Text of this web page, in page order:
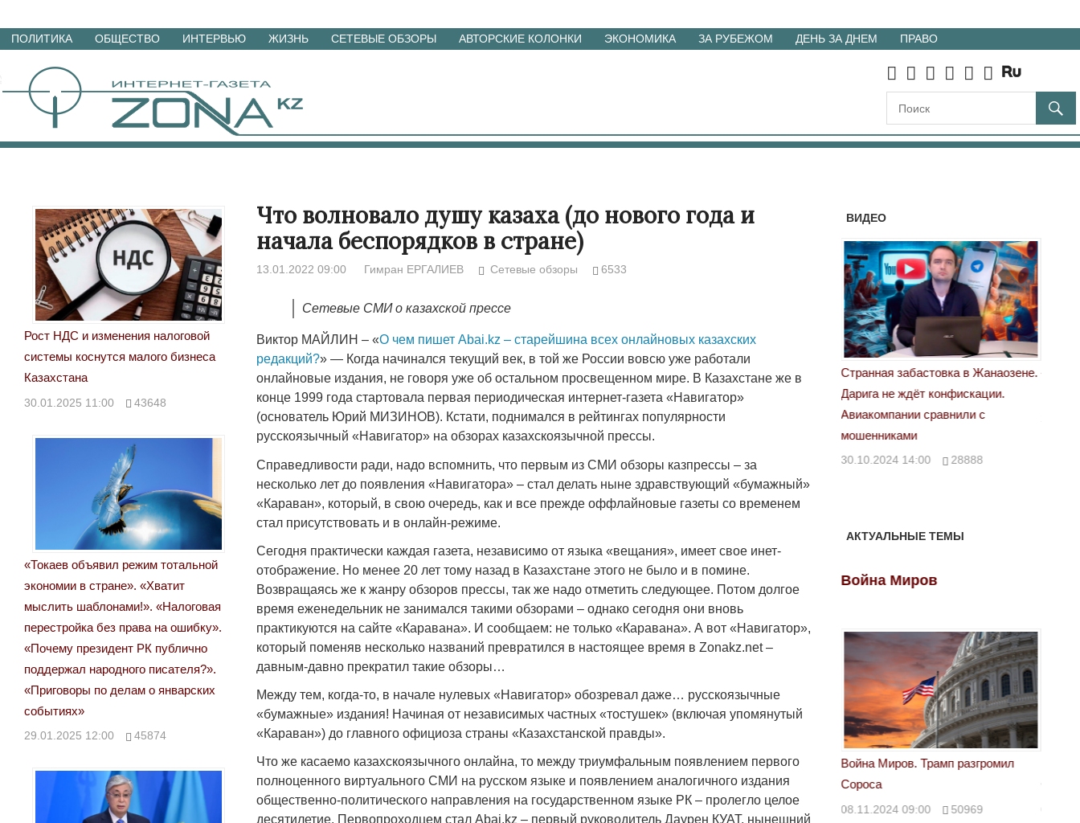
Перейти
материалам
ПОЛИТИКА ОБЩЕСТВО ИНТЕРВЬЮ ЖИЗНЬ СЕТЕВЫЕ ОБЗОРЫ АВТОРСКИЕ КОЛОНКИ ЭКОНОМИКА ЗА РУБЕЖОМ ДЕНЬ ЗА ДНЕМ ПРАВО
Что волновало душу казаха (до нового года и
начала беспорядков в стране)
13.01.2022 09:00 Гимран ЕРГАЛИЕВ Сетевые обзоры 6533
Сетевые СМИ о казахской прессе
Виктор МАЙЛИН – «О чем пишет Abai.kz – старейшина всех онлайновых казахcких
редакций?» — Когда начинался текущий век, в той же России вовсю уже работали
онлайновые издания, не говоря уже об остальном просвещенном мире. В Казахстане же в
конце 1999 года стартовала первая периодическая интернет-газета «Навигатор»
(основатель Юрий МИЗИНОВ). Кстати, поднимался в рейтингах популярности
русскоязычный «Навигатор» на обзорах казахскоязычной прессы.
Справедливости ради, надо вспомнить, что первым из СМИ обзоры казпрессы – за
несколько лет до появления «Навигатора» – стал делать ныне здравствующий «бумажный»
«Караван», который, в свою очередь, как и все прежде оффлайновые газеты со временем
стал присутствовать и в онлайн-режиме.
Сегодня практически каждая газета, независимо от языка «вещания», имеет свое инет-
отображение. Но менее 20 лет тому назад в Казахстане этого не было и в помине.
Возвращаясь же к жанру обзоров прессы, так же надо отметить следующее. Потом долгое
время еженедельник не занимался такими обзорами – однако сегодня они вновь
практикуются на сайте «Каравана». И сообщаем: не только «Каравана». А вот «Навигатор»,
который поменяв несколько названий превратился в настоящее время в Zonakz.net –
давным-давно прекратил такие обзоры…
Между тем, когда-то, в начале нулевых «Навигатор» обозревал даже… русскоязычные
«бумажные» издания! Начиная от независимых частных «тостушек» (включая упомянутый
«Караван») до главного официоза страны «Казахстанской правды».
Что же касаемо казахскоязычного онлайна, то между триумфальным появлением первого
полноценного виртуального СМИ на русском языке и появлением аналогичного издания
общественно-политического направления на государственном языке РК – пролегло целое
десятилетие. Первопроходцем стал Abai.kz – первый руководитель Даурен КУАТ, нынешний
Рост НДС и изменения налоговой
системы коснутся малого бизнеса
Казахстана
30.01.2025 11:00 43648
«Токаев объявил режим тотальной
экономии в стране». «Хватит
мыслить шаблонами!». «Налоговая
перестройка без права на ошибку».
«Почему президент РК публично
поддержал народного писателя?».
«Приговоры по делам о январских
событиях»
29.01.2025 12:00 45874
ВИДЕО
Народ выбрал свет
17.10.2024 17:00 29972
Странная забастовка в Жанаозене.
Дарига не ждёт конфискации.
Авиакомпании сравнили с
мошенниками
30.10.2024 14:00 28888
«Новый Казахстан не говорит всей
правды»
29.10.2024 09:00 39623
АКТУАЛЬНЫЕ ТЕМЫ
Война Миров
Война Миров. Трамп разгромил
Сороса
08.11.2024 09:00 50969
Война Миров
Война Миров. Трамп разгромил
Сороса
08.11.2024 09:00 50969